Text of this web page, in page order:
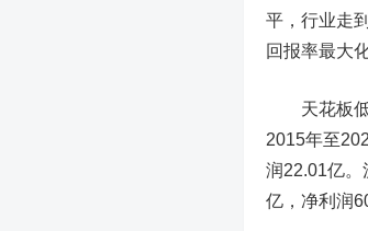
平，行业走
回报率最大
天花板低
2015年至
润22.01亿。
亿，净利润